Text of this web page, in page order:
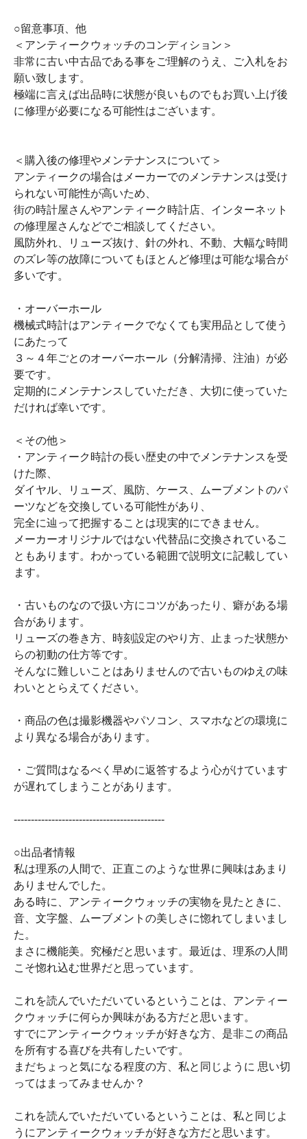
○留意事項、他
＜アンティークウォッチのコンディション＞
非常に古い中古品である事をご理解のうえ、ご入札をお
願い致します。
極端に言えば出品時に状態が良いものでもお買い上げ後
に修理が必要になる可能性はございます。
＜購入後の修理やメンテナンスについて＞
アンティークの場合はメーカーでのメンテナンスは受け
られない可能性が高いため、
街の時計屋さんやアンティーク時計店、インターネット
の修理屋さんなどでご相談してください。
風防外れ、リューズ抜け、針の外れ、不動、大幅な時間
のズレ等の故障についてもほとんど修理は可能な場合が
多いです。
・オーバーホール
機械式時計はアンティークでなくても実用品として使う
にあたって
３～４年ごとのオーバーホール（分解清掃、注油）が必
要です。
定期的にメンテナンスしていただき、大切に使っていた
だければ幸いです。
＜その他＞
・アンティーク時計の長い歴史の中でメンテナンスを受
けた際、
ダイヤル、リューズ、風防、ケース、ムーブメントのパ
ーツなどを交換している可能性があり、
完全に辿って把握することは現実的にできません。
メーカーオリジナルではない代替品に交換されているこ
ともあります。わかっている範囲で説明文に記載してい
ます。
・古いものなので扱い方にコツがあったり、癖がある場
合があります。
リューズの巻き方、時刻設定のやり方、止まった状態か
らの初動の仕方等です。
そんなに難しいことはありませんので古いものゆえの味
わいととらえてください。
・商品の色は撮影機器やパソコン、スマホなどの環境に
より異なる場合があります。
・ご質問はなるべく早めに返答するよう心がけています
が遅れてしまうことがあります。
--------------------------------------------
○出品者情報
私は理系の人間で、正直このような世界に興味はあまり
ありませんでした。
ある時に、アンティークウォッチの実物を見たときに、
音、文字盤、ムーブメントの美しさに惚れてしまいまし
た。
まさに機能美。究極だと思います。最近は、理系の人間
こそ惚れ込む世界だと思っています。
これを読んでいただいているということは、アンティー
クウォッチに何らか興味がある方だと思います。
すでにアンティークウォッチが好きな方、是非この商品
を所有する喜びを共有したいです。
まだちょっと気になる程度の方、私と同じように 思い切
ってはまってみませんか？
これを読んでいただいているということは、私と同じよ
うにアンティークウォッチが好きな方だと思います。